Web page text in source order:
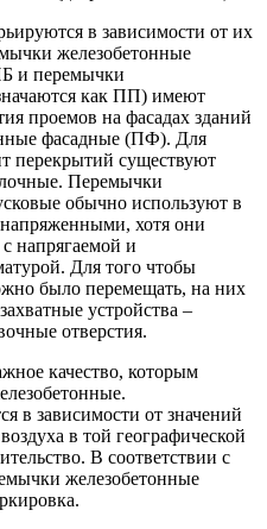
в зависимости от их
железобетонные
и перемычки
как ПП) имеют
проемов на фасадах зданий
фасадные (ПФ). Для
перекрытий существуют
Перемычки
обычно используют в
напряженными, хотя они
напрягаемой и
Для того чтобы
было перемещать, на них
устройства –
отверстия.
качество, которым
в зависимости от значений
в той географической
В соответствии с
железобетонные